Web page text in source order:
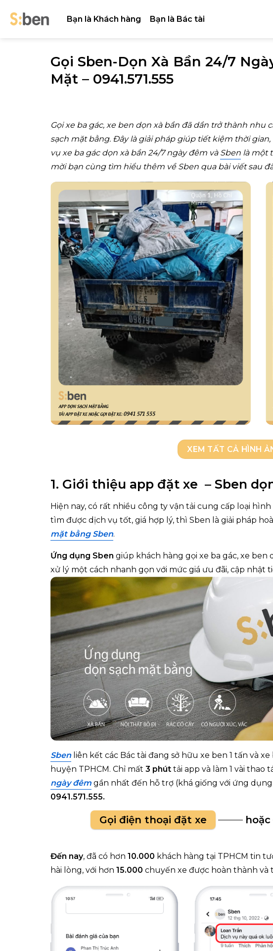
Bạn là Khách hàng Bạn là Bác tài
Gọi Sben-Dọn Xà Bần 24/7
Mặt – 0941.571.555
Gọi xe ba gác, xe ben dọn xà bần đã dần trở thành nhu
sạch mặt bằng. Đây là giải pháp giúp tiết kiệm thời
vụ xe ba gác dọn xà bần 24/7 ngày đêm và Sben là một
mời bạn cùng tìm hiểu thêm về Sben qua bài viết sau
XEM TẤT CẢ HÌNH
1. Giới thiệu app đặt xe – Sben
Hiện nay, có rất nhiều công ty vận tải cung cấp loại
tìm được dịch vụ tốt, giá hợp lý, thì Sben là giải pháp
mặt bằng Sben.
Ứng dụng Sben giúp khách hàng gọi xe ba gác, xe ben
xử lý một cách nhanh gọn với mức giá ưu đãi, cập
Sben liên kết các Bác tài đang sở hữu xe ben 1 tấn và
huyện TPHCM. Chỉ mất 3 phút tải app và làm 1 vài thao
ngày đêm gần nhất đến hỗ trợ (khá giống với ứng dụng
0941.571.555.
Gọi điện thoại đặt xe hoặc
Đến nay, đã có hơn 10.000 khách hàng tại TPHCM tin
hài lòng, với hơn 15.000 chuyến xe được hoàn thành và